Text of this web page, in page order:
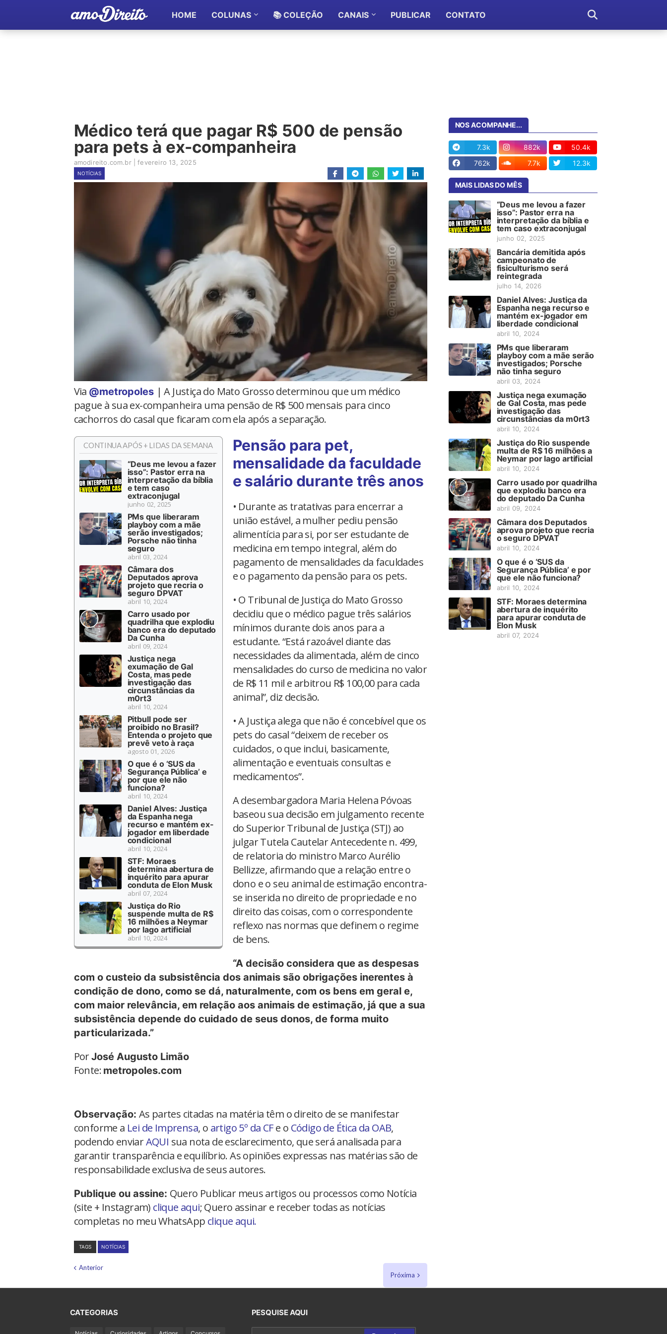
HOME COLUNAS 📚 COLEÇÃO CANAIS PUBLICAR CONTATO
Médico terá que pagar R$ 500 de pensão
para pets à ex-companheira
amodireito.com.br fevereiro 13, 2025
NOTÍCIAS
Via @metropoles | A Justiça do Mato Grosso determinou que um médico
pague à sua ex-companheira uma pensão de R$ 500 mensais para cinco
cachorros do casal que ficaram com ela após a separação.
CONTINUA APÓS + LIDAS DA SEMANA
“Deus me levou a fazer
isso”: Pastor erra na
interpretação da bíblia
e tem caso
extraconjugal
junho 02, 2025
PMs que liberaram
playboy com a mãe
serão investigados;
Porsche não tinha
seguro
abril 03, 2024
Câmara dos
Deputados aprova
projeto que recria o
seguro DPVAT
abril 10, 2024
Carro usado por
quadrilha que explodiu
banco era do deputado
Da Cunha
abril 09, 2024
Justiça nega
exumação de Gal
Costa, mas pede
investigação das
circunstâncias da
m0rt3
abril 10, 2024
Pitbull pode ser
proibido no Brasil?
Entenda o projeto que
prevê veto à raça
agosto 01, 2026
O que é o ‘SUS da
Segurança Pública’ e
por que ele não
funciona?
abril 10, 2024
Daniel Alves: Justiça
da Espanha nega
recurso e mantém ex-
jogador em liberdade
condicional
abril 10, 2024
STF: Moraes
determina abertura de
inquérito para apurar
conduta de Elon Musk
abril 07, 2024
Justiça do Rio
suspende multa de R$
16 milhões a Neymar
por lago artificial
abril 10, 2024
Pensão para pet,
mensalidade da faculdade
e salário durante três anos
• Durante as tratativas para encerrar a
união estável, a mulher pediu pensão
alimentícia para si, por ser estudante de
medicina em tempo integral, além do
pagamento de mensalidades da faculdades
e o pagamento da pensão para os pets.
• O Tribunal de Justiça do Mato Grosso
decidiu que o médico pague três salários
mínimos durante dois anos para a
estudante. “Está razoável diante das
necessidades da alimentada, além de cinco
mensalidades do curso de medicina no valor
de R$ 11 mil e arbitrou R$ 100,00 para cada
animal”, diz decisão.
• A Justiça alega que não é concebível que os
pets do casal “deixem de receber os
cuidados, o que inclui, basicamente,
alimentação e eventuais consultas e
medicamentos”.
A desembargadora Maria Helena Póvoas
baseou sua decisão em julgamento recente
do Superior Tribunal de Justiça (STJ) ao
julgar Tutela Cautelar Antecedente n. 499,
de relatoria do ministro Marco Aurélio
Bellizze, afirmando que a relação entre o
dono e o seu animal de estimação encontra-
se inserida no direito de propriedade e no
direito das coisas, com o correspondente
reflexo nas normas que definem o regime
de bens.
“A decisão considera que as despesas
com o custeio da subsistência dos animais são obrigações inerentes à
condição de dono, como se dá, naturalmente, com os bens em geral e,
com maior relevância, em relação aos animais de estimação, já que a sua
subsistência depende do cuidado de seus donos, de forma muito
particularizada.”
PorJosé Augusto Limão
Fonte: metropoles.com
Observação: As partes citadas na matéria têm o direito de se manifestar
conforme a Lei de Imprensa, o artigo 5º da CFe o Código de Ética da OAB,
podendo enviarAQUI sua nota de esclarecimento, que será analisada para
garantir transparência e equilíbrio. As opiniões expressas nas matérias são de
responsabilidade exclusiva de seus autores.
Publique ou assine: Quero Publicar meus artigos ou processos como Notícia
(site + Instagram) clique aqui; Quero assinar e receber todas as notícias
completas no meu WhatsApp clique aqui.
TAGS NOTÍCIAS
Anterior
Próxima
NOS ACOMPANHE...
7.3k 882k
50.4k
762k
7.7k 12.3k
MAIS LIDAS DO MÊS
“Deus me levou a fazer
isso”: Pastor erra na
interpretação da bíblia e
tem caso extraconjugal
junho 02, 2025
Bancária demitida após
campeonato de
fisiculturismo será
reintegrada
julho 14, 2026
Daniel Alves: Justiça da
Espanha nega recurso e
mantém ex-jogador em
liberdade condicional
abril 10, 2024
PMs que liberaram
playboy com a mãe serão
investigados; Porsche
não tinha seguro
abril 03, 2024
Justiça nega exumação
de Gal Costa, mas pede
investigação das
circunstâncias da m0rt3
abril 10, 2024
Justiça do Rio suspende
multa de R$ 16 milhões a
Neymar por lago artificial
abril 10, 2024
Carro usado por quadrilha
que explodiu banco era
do deputado Da Cunha
abril 09, 2024
Câmara dos Deputados
aprova projeto que recria
o seguro DPVAT
abril 10, 2024
O que é o ‘SUS da
Segurança Pública’ e por
que ele não funciona?
abril 10, 2024
STF: Moraes determina
abertura de inquérito
para apurar conduta de
Elon Musk
abril 07, 2024
CATEGORIAS PESQUISE AQUI